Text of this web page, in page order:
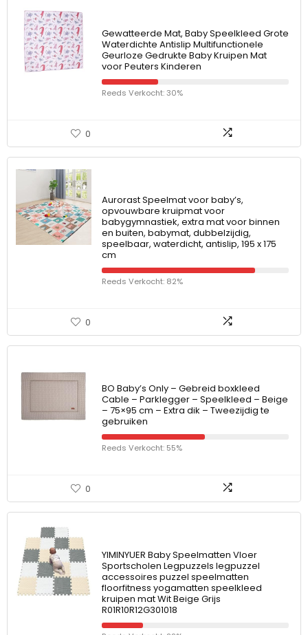
Gewatteerde Mat, Baby Speelkleed Grote
Waterdichte Antislip Multifunctionele
Geurloze Gedrukte Baby Kruipen Mat
voor Peuters Kinderen
Reeds Verkocht: 30%
0
Aurorast Speelmat voor baby’s,
opvouwbare kruipmat voor
babygymnastiek, extra mat voor binnen
en buiten, babymat, dubbelzijdig,
speelbaar, waterdicht, antislip, 195 x 175
cm
Reeds Verkocht: 82%
0
BO Baby’s Only – Gebreid boxkleed
Cable – Parklegger – Speelkleed – Beige
– 75×95 cm – Extra dik – Tweezijdig te
gebruiken
Reeds Verkocht: 55%
0
YIMINYUER Baby Speelmatten Vloer
Sportscholen Legpuzzels legpuzzel
accessoires puzzel speelmatten
floorfitness yogamatten speelkleed
kruipen mat Wit Beige Grijs
R01R10R12G301018